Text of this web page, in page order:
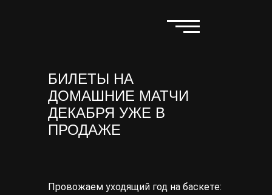
БИЛЕТЫ НА
ДОМАШНИЕ МАТЧИ
ДЕКАБРЯ УЖЕ В
ПРОДАЖЕ
Провожаем уходящий год на баскете: